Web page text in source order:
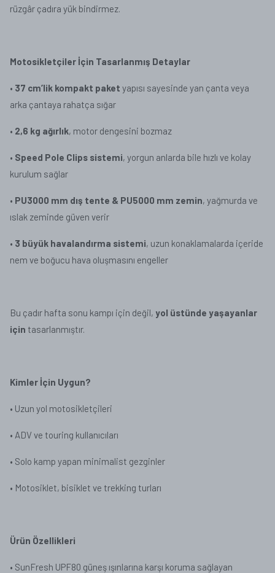
rüzgâr çadıra yük bindirmez.
Motosikletçiler İçin Tasarlanmış Detaylar
• 37 cm’lik kompakt paket yapısı sayesinde yan çanta veya
arka çantaya rahatça sığar
• 2,6 kg ağırlık, motor dengesini bozmaz
• Speed Pole Clips sistemi, yorgun anlarda bile hızlı ve kolay
kurulum sağlar
• PU3000 mm dış tente & PU5000 mm zemin, yağmurda ve
ıslak zeminde güven verir
• 3 büyük havalandırma sistemi, uzun konaklamalarda içeride
nem ve boğucu hava oluşmasını engeller
Bu çadır hafta sonu kampı için değil, yol üstünde yaşayanlar
için tasarlanmıştır.
Kimler İçin Uygun?
• Uzun yol motosikletçileri
• ADV ve touring kullanıcıları
• Solo kamp yapan minimalist gezginler
• Motosiklet, bisiklet ve trekking turları
Ürün Özellikleri
• SunFresh UPF80 güneş ışınlarına karşı koruma sağlayan